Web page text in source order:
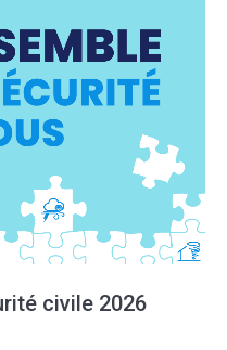
civile 2026